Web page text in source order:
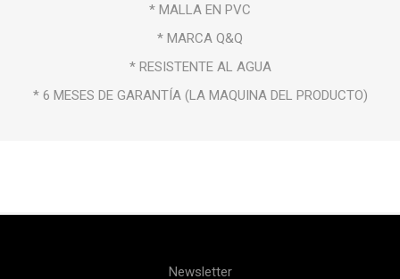
* MALLA EN PVC
* MARCA Q&Q
* RESISTENTE AL AGUA
* 6 MESES DE GARANTÍA (LA MAQUINA DEL PRODUCTO)
Newsletter